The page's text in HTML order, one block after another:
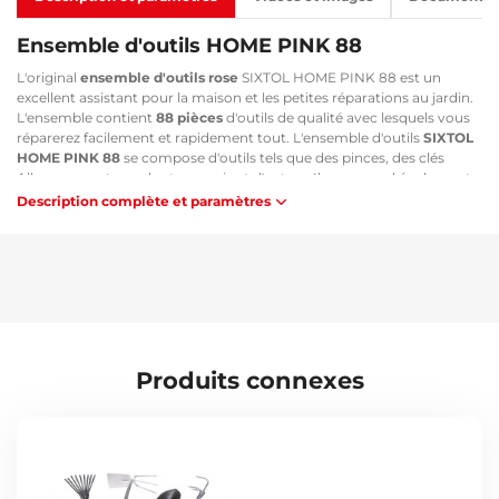
Ensemble d'outils HOME PINK 88
L'original ensemble d'outils rose SIXTOL HOME PINK 88 est un
excellent assistant pour la maison et les petites réparations au jardin.
L'ensemble contient 88 pièces d'outils de qualité avec lesquels vous
réparerez facilement et rapidement tout. L'ensemble d'outils SIXTOL
HOME PINK 88 se compose d'outils tels que des pinces, des clés
Allen, un marteau, des tournevis et d'autres. Il comprend également
une quantité d'éléments de fixationutiles. Les outils sont rangés
L'ensemble d'outils est un précieux allié pour la maison et le jardin
L'ensemble comprend de nombreux éléments de fixation
1x cutter
Description complète et paramètres
Produits connexes